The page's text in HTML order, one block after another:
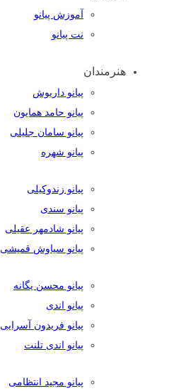
آموزش پیانو
نت پیانو
هنرمندان
پیانو داریوش
پیانو حامد همایون
پیانو سامان جلیلی
پیانو شهره
پیانو زندوکیلی
پیانو سندی
پیانو شادمهر عقیلی
پیانو سیاوش قمیشی
پیانو محسن یگانه
پیانو اندی
پیانو فریدون آسرایی
پیانو اندی تلنت
پیانو مجید انتظامی